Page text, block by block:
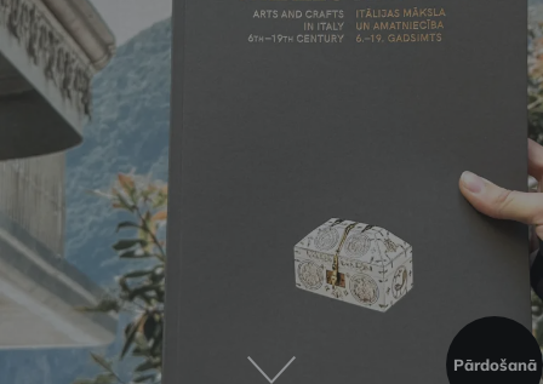
Pārdošanā